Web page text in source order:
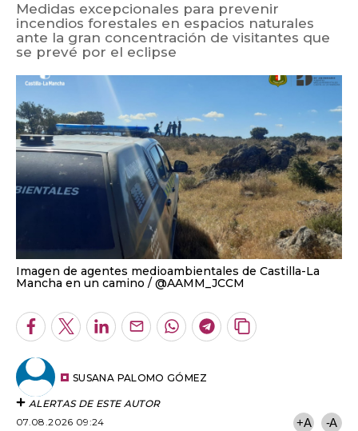
Medidas excepcionales para prevenir
incendios forestales en espacios naturales
ante la gran concentración de visitantes que
se prevé por el eclipse
Imagen de agentes medioambientales de Castilla-La
Mancha en un camino
@AAMM_JCCM
Facebook
TwitterLinkedInEnviarWhatsapp
Telegram
Copiar
SUSANA PALOMO GÓMEZ
ALERTAS DE ESTE AUTOR
07.08.2026 09:24
+A -A